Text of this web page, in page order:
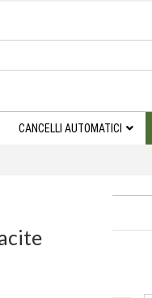
CANCELLI AUTOMATICI